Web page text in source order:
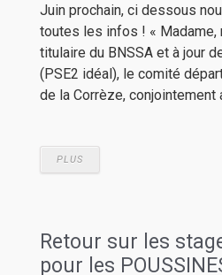
Juin prochain, ci dessous
toutes les infos ! « Madame,
titulaire du BNSSA et à jour
(PSE2 idéal), le comité
de la Corrèze, conjointement
PLUS
Retour sur les
pour les